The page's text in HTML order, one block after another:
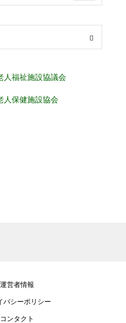
人福祉施設協議会
人保健施設協会
運営者情報
バシーポリシー
コンタクト